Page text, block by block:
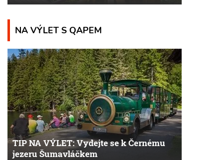
NA VÝLET S QAPEM
TIP NA VÝLET: Vydejte se k Černému
jezeru Šumavláčkem